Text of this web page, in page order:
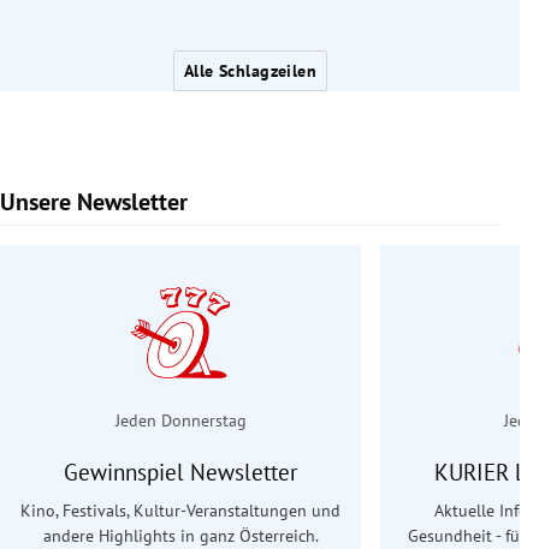
Alle Schlagzeilen
Unsere Newsletter
Slide 1 von 6
Jeden Donnerstag
Gewinnspiel Newsletter
Kino, Festivals, Kultur-Veranstaltungen und
andere Highlights in ganz Österreich.
KURIER
Aktuelle
Gesundheit - für